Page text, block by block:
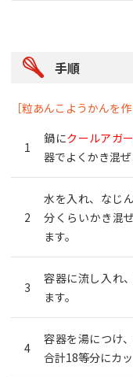
手順
［粒あんこようかんを作
鍋にクールアガ
器でよくかき混ぜ
水を入れ、なじ
分くらいかき混
ます。
容器に流し入れ
ます。
容器を湯につけ
合計18等分にカッ